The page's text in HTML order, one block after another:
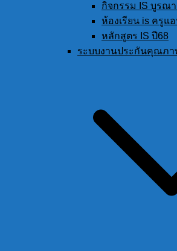
กิจกรรม IS บูรณ
ห้องเรียน is ครูแ
หลักสูตร IS ปี68
ระบบงานประกันคุณภ